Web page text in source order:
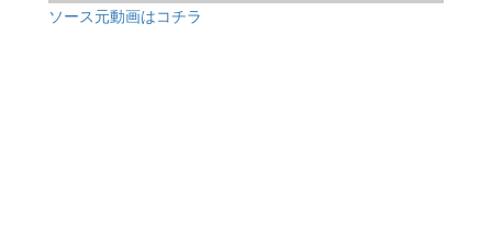
ソース元動画はコチラ